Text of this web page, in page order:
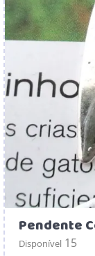
Pendente
Disponível 15